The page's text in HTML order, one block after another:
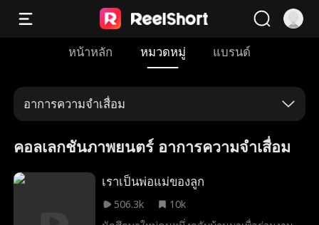
หน้าหลัก หมวดหมู่ แบรนด์
อาการความจำเสื่อม
คอลเลกชันภาพยนตร์ อาการความจำเสื่อม
เราเป็นพ่อแม่ของลูก
506.3k
10k